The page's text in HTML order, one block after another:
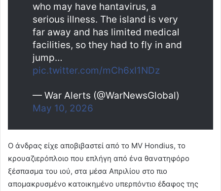
who may have hantavirus, a
serious illness. The island is very
far away and has limited medical
facilities, so they had to fly in and
jump…
pic.twitter.com/mCh6xI1NDz
— War Alerts (@WarNewsGlobal)
May 10, 2026
Ο άνδρας είχε αποβιβαστεί από το MV Hondius, το
κρουαζιερόπλοιο που επλήγη από ένα θανατηφόρο
ξέσπασμα του ιού, στα μέσα Απριλίου στο πιο
απομακρυσμένο κατοικημένο υπερπόντιο έδαφος της